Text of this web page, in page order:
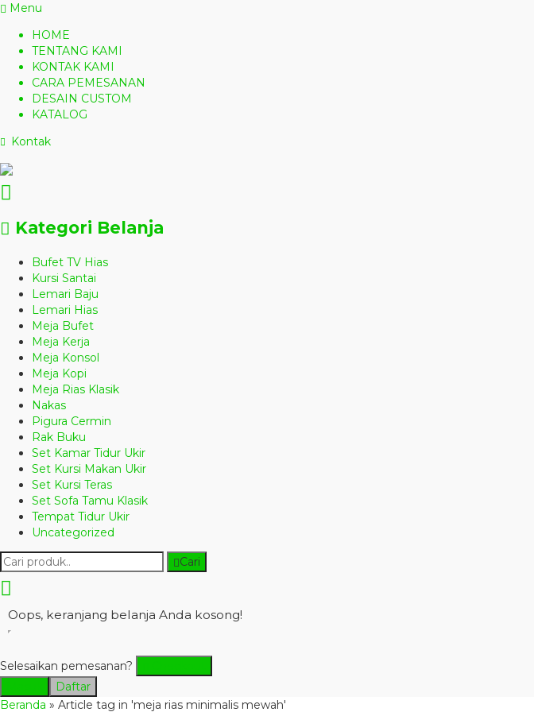
Menu
HOME
TENTANG KAMI
KONTAK KAMI
CARA PEMESANAN
DESAIN CUSTOM
KATALOG
Kontak
Kategori Belanja
Bufet TV Hias
Kursi Santai
Lemari Baju
Lemari Hias
Meja Bufet
Meja Kerja
Meja Konsol
Meja Kopi
Meja Rias Klasik
Nakas
Pigura Cermin
Rak Buku
Set Kamar Tidur Ukir
Set Kursi Makan Ukir
Set Kursi Teras
Set Sofa Tamu Klasik
Tempat Tidur Ukir
Uncategorized
Cari
Oops, keranjang belanja Anda kosong!
Selesaikan pemesanan?
Daftar
Beranda » Article tag in 'meja rias minimalis mewah'